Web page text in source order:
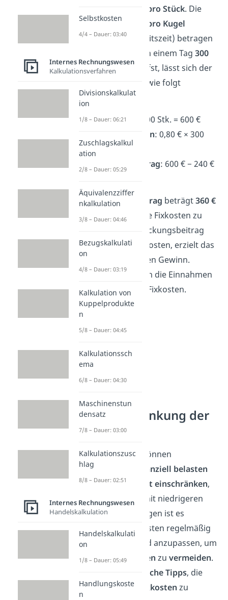
pro Stück. Die
variablen Kosten pro Kugel
(Zutaten und Arbeitszeit) betragen
. Wenn du an einem Tag 300
Kugeln Eisverkaufst, lässt sich der
Deckungsbeitrag wie folgt
berechnen:
Erlöse:2 € × 300 Stk. = 600 €
Variable Kosten: 0,80 € × 300
Stk. = 240 €
Deckungsbeitrag: 600 € − 240 €
DerDeckungsbeitrag beträgt360 €
und dient dazu, die Fixkosten zu
decken. Ist der Deckungsbeitrag
größer als die Fixkosten, erzielt das
Unternehmen einen Gewinn.
Andernfalls decken die Einnahmen
nur einen Teil der Fixkosten.
Tipps zur Senkung der
Fixkosten
Hohe Fixkosten
können
Unternehmen
finanziell belasten
und dieFlexibilität einschränken,
gerade in Zeiten mit niedrigeren
Umsätzen. Deswegen ist es
hilfreich, die Fixkosten regelmäßig
zu überprüfen und anzupassen, um
unnötige Ausgaben zu vermeiden.
5 praktische Tipps, die
helfen können,
Fixkosten zu
Selbstkosten
4/4 – Dauer: 03:40
Internes Rechnungswesen
Kalkulationsverfahren
Divisionskalkulat
ion
1/8 – Dauer: 06:21
Zuschlagskalkul
ation
2/8 – Dauer: 05:29
Äquivalenzziffer
nkalkulation
3/8 – Dauer: 04:46
Bezugskalkulati
on
4/8 – Dauer: 03:19
Kalkulation von
Kuppelprodukte
n
5/8 – Dauer: 04:45
Kalkulationssch
ema
6/8 – Dauer: 04:30
Maschinenstun
densatz
7/8 – Dauer: 03:00
Kalkulationszusc
hlag
8/8 – Dauer: 02:51
Internes Rechnungswesen
Handelskalkulation
Handelskalkulati
on
1/8 – Dauer: 05:49
Handlungskoste
n